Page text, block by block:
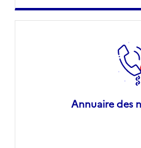
Annuaire des